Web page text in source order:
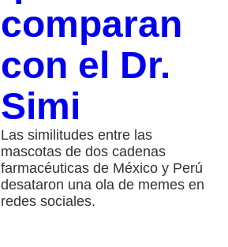
comparan
con el Dr.
Simi
Las similitudes entre las
mascotas de dos cadenas
farmacéuticas de México y Perú
desataron una ola de memes en
redes sociales.